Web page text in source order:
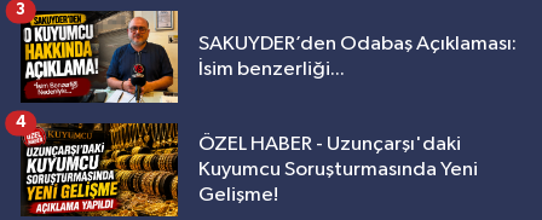
SAKUYDER’den Odabaş Açıklaması:
İsim benzerliği...
3
ÖZEL HABER - Uzunçarşı'daki
Kuyumcu Soruşturmasında Yeni
Gelişme!
4